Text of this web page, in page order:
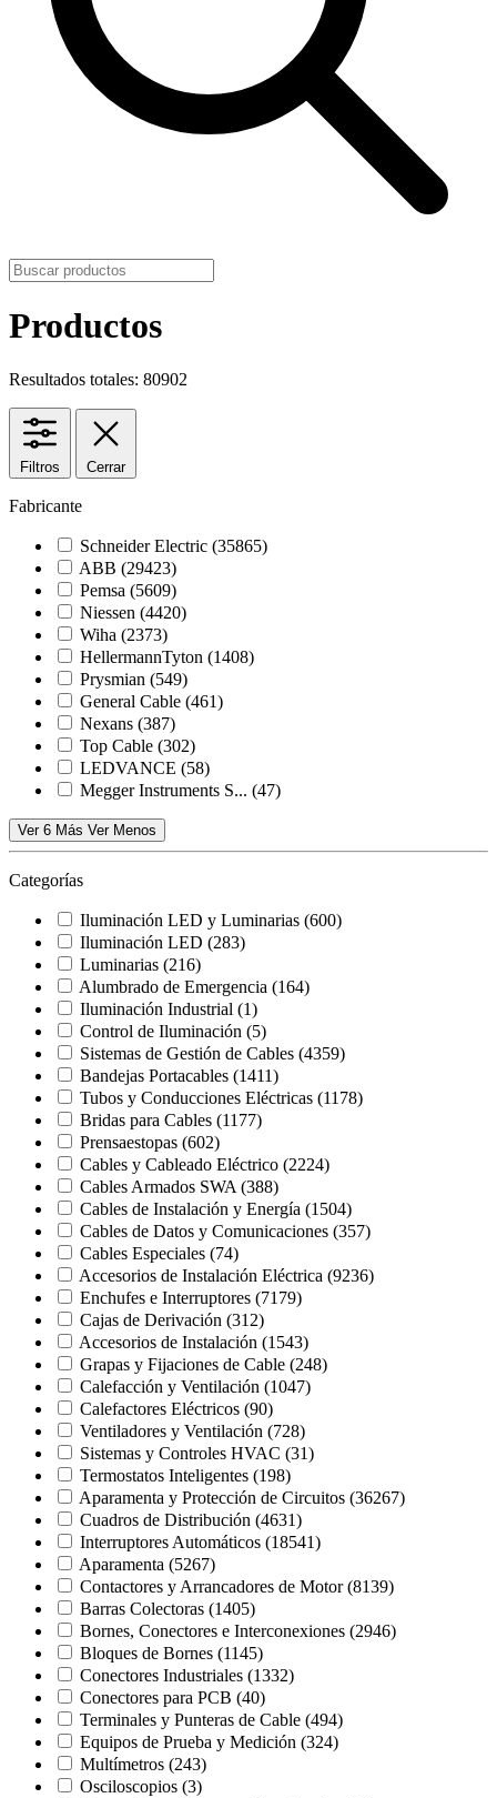
Productos
Resultados totales: 80902
Filtros Cerrar
Fabricante
Schneider Electric (35865)
ABB (29423)
Pemsa (5609)
Niessen (4420)
Wiha (2373)
HellermannTyton (1408)
Prysmian (549)
General Cable (461)
Nexans (387)
Top Cable (302)
LEDVANCE (58)
Megger Instruments S... (47)
Ver 6 Más Ver Menos
Categorías
Iluminación LED y Luminarias (600)
Iluminación LED (283)
Luminarias (216)
Alumbrado de Emergencia (164)
Iluminación Industrial (1)
Control de Iluminación (5)
Sistemas de Gestión de Cables (4359)
Bandejas Portacables (1411)
Tubos y Conducciones Eléctricas (1178)
Bridas para Cables (1177)
Prensaestopas (602)
Cables y Cableado Eléctrico (2224)
Cables Armados SWA (388)
Cables de Instalación y Energía (1504)
Cables de Datos y Comunicaciones (357)
Cables Especiales (74)
Accesorios de Instalación Eléctrica (9236)
Enchufes e Interruptores (7179)
Cajas de Derivación (312)
Accesorios de Instalación (1543)
Grapas y Fijaciones de Cable (248)
Calefacción y Ventilación (1047)
Calefactores Eléctricos (90)
Ventiladores y Ventilación (728)
Sistemas y Controles HVAC (31)
Termostatos Inteligentes (198)
Aparamenta y Protección de Circuitos (36267)
Cuadros de Distribución (4631)
Interruptores Automáticos (18541)
Aparamenta (5267)
Contactores y Arrancadores de Motor (8139)
Barras Colectoras (1405)
Bornes, Conectores e Interconexiones (2946)
Bloques de Bornes (1145)
Conectores Industriales (1332)
Conectores para PCB (40)
Terminales y Punteras de Cable (494)
Equipos de Prueba y Medición (324)
Multímetros (243)
Osciloscopios (3)